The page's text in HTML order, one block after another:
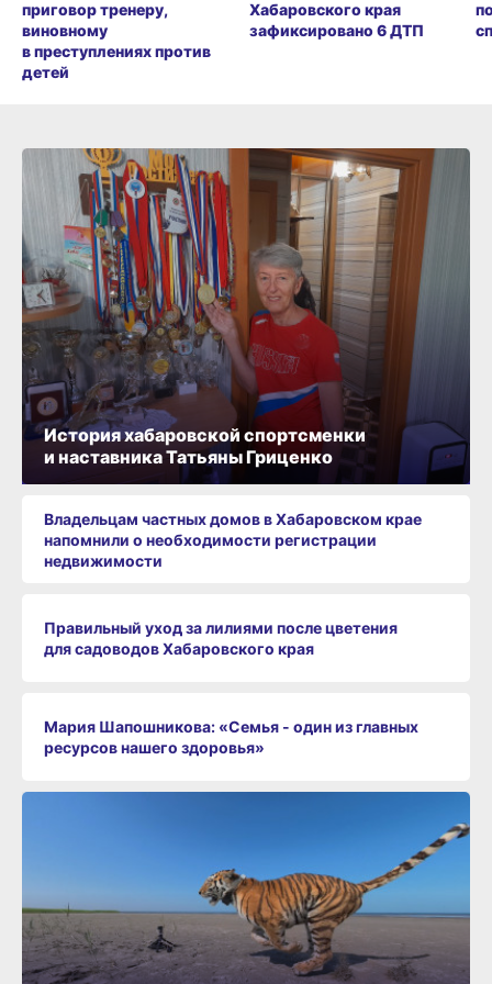
приговор тренеру,
виновному
в преступлениях против
детей
Хабаровского края
зафиксировано 6 ДТП
История хабаровской спортсменки
и наставника Татьяны Гриценко
Владельцам частных домов в Хабаровском крае
напомнили о необходимости регистрации
недвижимости
Правильный уход за лилиями после цветения
для садоводов Хабаровского края
Мария Шапошникова: «Семья - один из главных
ресурсов нашего здоровья»